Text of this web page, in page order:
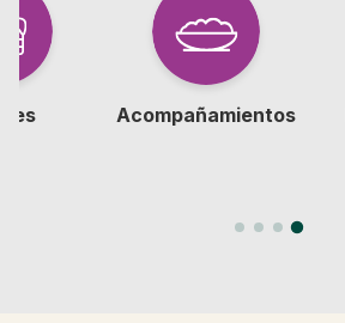
Acompañamientos